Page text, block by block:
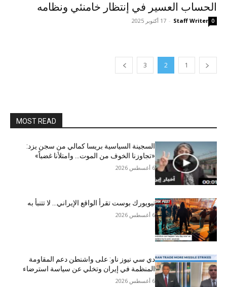
الحساب العسير في إنتظار خامنئي ونظامه
Staff Writer
- 17 أكتوبر 2025 0
1
2
3
MOST READ
السجينة السياسية بريسا كمالي من سجن يزد:
«تجاوزنا الخوف من الموت… وامتلأنا غضباً»
6 أغسطس 2026
نيويورك بوست تقرأ الواقع الإيراني… لا تتنبأ به
6 أغسطس 2026
دي سي نيوز ناو: على واشنطن دعم المقاومة
المنظمة في إيران وتخلي عن سياسة استرضاء
6 أغسطس 2026